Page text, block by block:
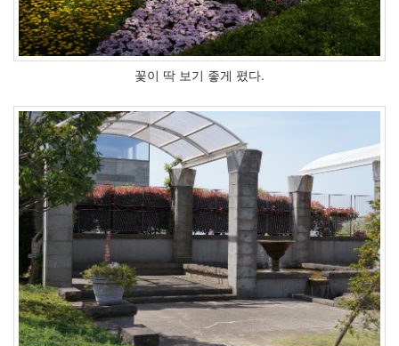
꽃이 딱 보기 좋게 폈다.